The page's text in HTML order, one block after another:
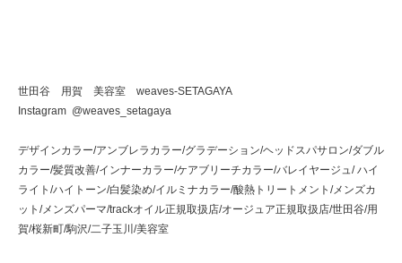
世田谷 用賀 美容室 weaves-SETAGAYA
Instagram @weaves_setagaya
デザインカラー/アンブレラカラー/グラデーション/ヘッドスパサロン/ダブル
カラー/髪質改善/インナーカラー/ケアブリーチカラー/バレイヤージュ/ ハイ
ライト/ハイトーン/白髪染め/イルミナカラー/酸熱トリートメント/メンズカ
ット/メンズパーマ/trackオイル正規取扱店/オージュア正規取扱店/世田谷/用
賀/桜新町/駒沢/二子玉川/美容室